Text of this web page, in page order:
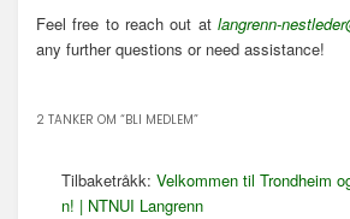
Feel free to reach out at langrenn-
any further questions or need assistance!
2 TANKER OM “BLI MEDLEM”
Tilbaketråkk:Velkommen til Trondheim
n! | NTNUI Langrenn